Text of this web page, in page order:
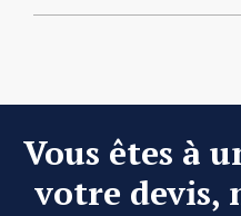
Vous êtes à
votre devis,